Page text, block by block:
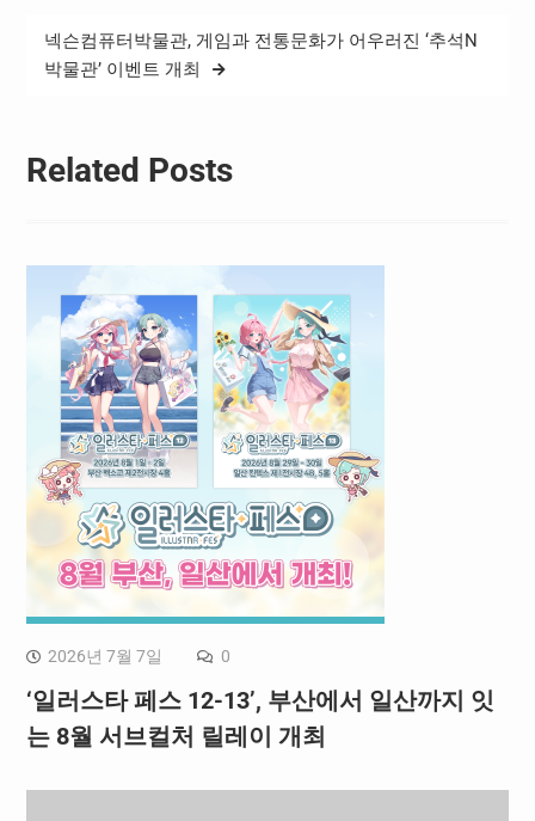
와…넥슨컴퓨터박물관, 게임과 전통문화가 어우러진 ‘추석N
박물관’ 이벤트 개최
Related Posts
2026년 7월 7일 0
‘일러스타 페스 12-13’, 부산에서 일산까지 잇
는 8월 서브컬처 릴레이 개최